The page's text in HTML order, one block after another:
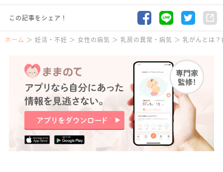
この記事をシェア！
ホーム 妊活・不妊 女性の病気 乳房の異常・病気 乳がんとは